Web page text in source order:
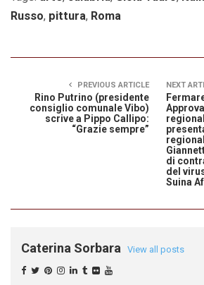
Russo, pittura, Roma
PREVIOUS ARTICLE
Rino Putrino (presidente
consiglio comunale Vibo)
scrive a Pippo Callipo:
“Grazie sempre”
NEXT
di
del
Suina
Caterina Sorbara View all posts